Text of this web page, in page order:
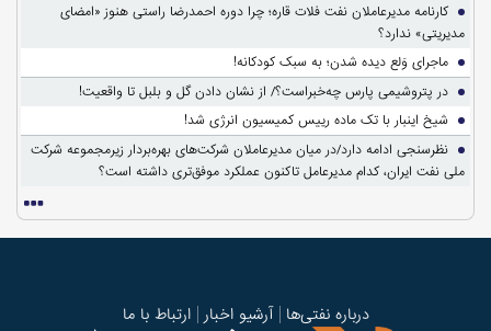
کارنامه مدیرعاملان نفت فلات قاره؛ چرا دوره احمدرضا راستی هنوز «امضای
مدیریتی» ندارد؟
ماجرای وَلع دیده شدن؛ به سبک کودکانه!
در پتروشیمی پارس چه‌خبراست؟/ از نشان دادن گل و بلبل تا واقعیت!
شیخ اینبار با تک ماده رییس کمیسیون انرژی شد!
نظرسنجی ادامه دارد/در میان مدیرعاملان شرکت‌های بهره‌بردار زیرمجموعه شرکت
ملی نفت ایران، کدام مدیرعامل تاکنون عملکرد موفق‌تری داشته است؟
درباره نفتی‌ها آرشیو اخبار ارتباط با ما